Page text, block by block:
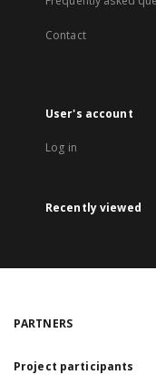
Contact
User's account
Log in
Recently viewed
PARTNERS
Project participants